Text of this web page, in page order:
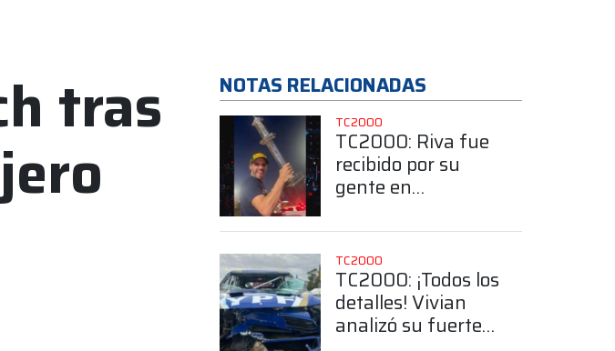
tras NOTAS RELACIONADAS
TC2000
TC2000: Riva fue
recibido por su
gente en
tras el triunfo en el
Callejero
TC2000
TC2000: ¡Todos los
detalles! Vivian
analizó su fuerte